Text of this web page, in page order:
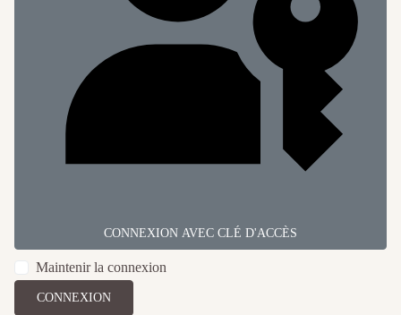
CONNEXION AVEC CLÉ D'ACCÈS
Maintenir la connexion
CONNEXION